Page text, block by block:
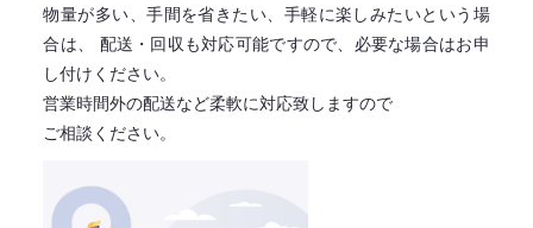
物量が多い、手間を省きたい、手軽に楽しみたいという場
合は、
配送・回収も対応可能ですので、必要な場合はお申
し付けください。
営業時間外の配送など柔軟に対応致しますので
ご相談ください。